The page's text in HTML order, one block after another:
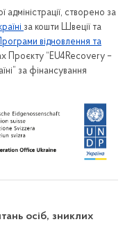
адміністрації, створено за
за кошти Швеції та
Програми відновлення та
Проєкту “EU4Recovery –
за фінансування
осіб, зниклих